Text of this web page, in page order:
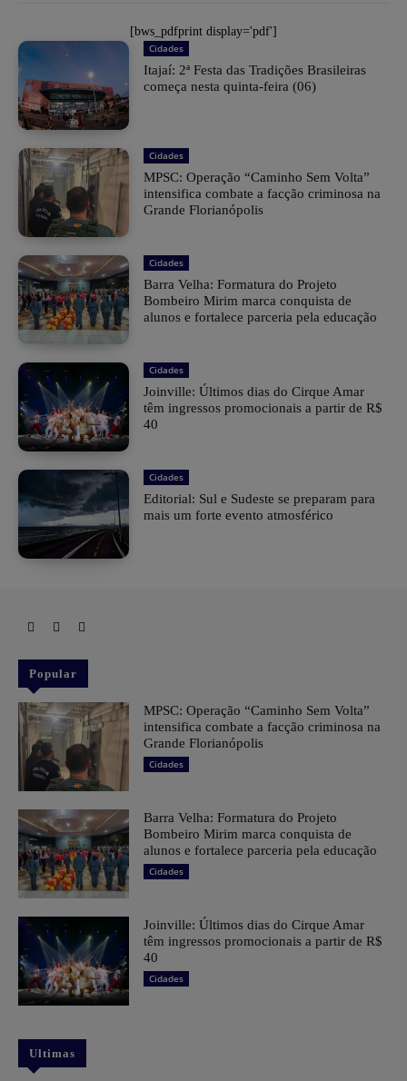
[bws_pdfprint display='pdf']
Cidades
​Itajaí: 2ª Festa das Tradições Brasileiras
começa nesta quinta-feira (06)
Cidades
MPSC: Operação “Caminho Sem Volta”
intensifica combate a facção criminosa na
Grande Florianópolis
Cidades
Barra Velha: Formatura do Projeto
Bombeiro Mirim marca conquista de
alunos e fortalece parceria pela educação
Cidades
Joinville: Últimos dias do Cirque Amar
têm ingressos promocionais a partir de R$
40
Cidades
Editorial: Sul e Sudeste se preparam para
mais um forte evento atmosférico
Popular
MPSC: Operação “Caminho Sem Volta”
intensifica combate a facção criminosa na
Grande Florianópolis
Cidades
Barra Velha: Formatura do Projeto
Bombeiro Mirim marca conquista de
alunos e fortalece parceria pela educação
Cidades
Joinville: Últimos dias do Cirque Amar
têm ingressos promocionais a partir de R$
40
Cidades
Ultimas